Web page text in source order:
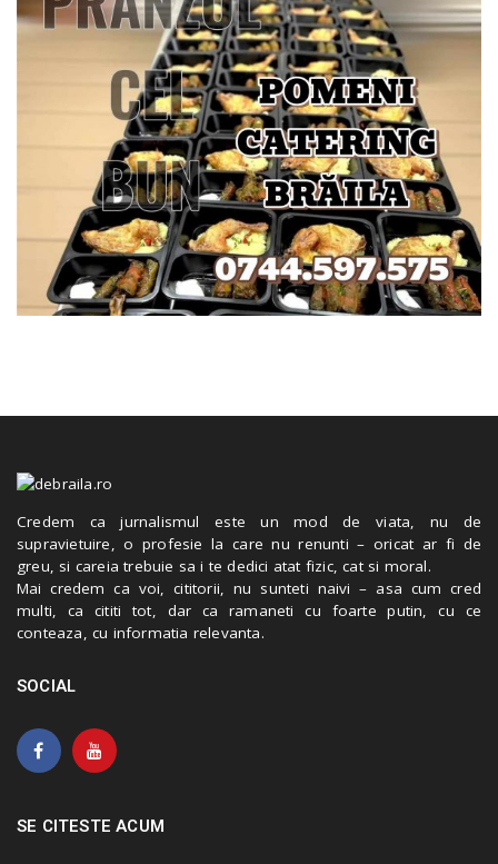
Credem ca jurnalismul este un mod de viata, nu de
supravietuire, o profesie la care nu renunti – oricat ar fi de
greu, si careia trebuie sa i te dedici atat fizic, cat si moral.
Mai credem ca voi, cititorii, nu sunteti naivi – asa cum cred
multi, ca cititi tot, dar ca ramaneti cu foarte putin, cu ce
conteaza, cu informatia relevanta.
SOCIAL
SE CITESTE ACUM